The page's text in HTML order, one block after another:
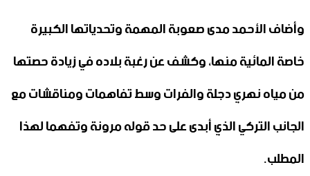
وأضاف الأحمد مدى صعوبة المهمة وتحدياتها الكبيرة
خاصة المائية منها، وكشف عن رغبة بلاده في زيادة حصتها
من مياه نهري دجلة والفرات وسط تفاهمات ومناقشات مع
الجانب التركي الذي أبدى على حد قوله مرونة وتفهما لهذا
المطلب.